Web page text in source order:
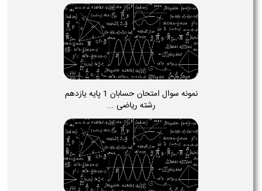
نمونه سوال امتحان حسابان 1 پایه یازدهم
رشته ریاضی ...